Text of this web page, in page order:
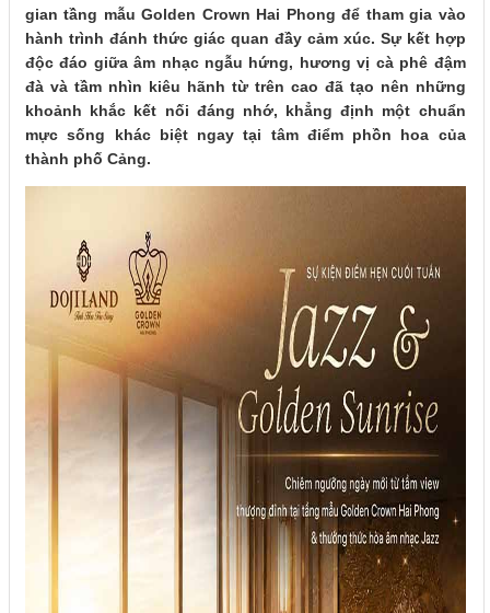
gian tầng mẫu Golden Crown Hai Phong để tham gia vào
hành trình đánh thức giác quan đầy cảm xúc. Sự kết hợp
độc đáo giữa âm nhạc ngẫu hứng, hương vị cà phê đậm
đà và tầm nhìn kiêu hãnh từ trên cao đã tạo nên những
khoảnh khắc kết nối đáng nhớ, khẳng định một chuẩn
mực sống khác biệt ngay tại tâm điểm phồn hoa của
thành phố Cảng.